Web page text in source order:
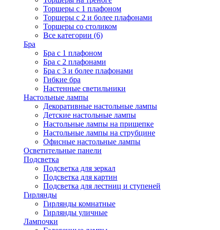
Торшеры с 1 плафоном
Торшеры с 2 и более плафонами
Торшеры со столиком
Все категории (6)
Бра
Бра с 1 плафоном
Бра с 2 плафонами
Бра с 3 и более плафонами
Гибкие бра
Настенные светильники
Настольные лампы
Декоративные настольные лампы
Детские настольные лампы
Настольные лампы на прищепке
Настольные лампы на струбцине
Офисные настольные лампы
Осветительные панели
Подсветка
Подсветка для зеркал
Подсветка для картин
Подсветка для лестниц и ступеней
Гирлянды
Гирлянды комнатные
Гирлянды уличные
Лампочки